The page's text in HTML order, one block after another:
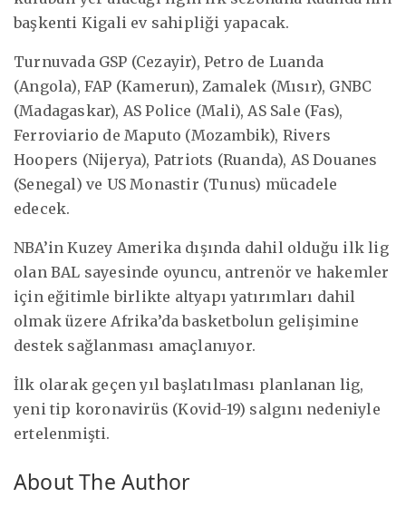
başkenti Kigali ev sahipliği yapacak.
Turnuvada GSP (Cezayir), Petro de Luanda
(Angola), FAP (Kamerun), Zamalek (Mısır), GNBC
(Madagaskar), AS Police (Mali), AS Sale (Fas),
Ferroviario de Maputo (Mozambik), Rivers
Hoopers (Nijerya), Patriots (Ruanda), AS Douanes
(Senegal) ve US Monastir (Tunus) mücadele
edecek.
NBA’in Kuzey Amerika dışında dahil olduğu ilk lig
olan BAL sayesinde oyuncu, antrenör ve hakemler
için eğitimle birlikte altyapı yatırımları dahil
olmak üzere Afrika’da basketbolun gelişimine
destek sağlanması amaçlanıyor.
İlk olarak geçen yıl başlatılması planlanan lig,
yeni tip koronavirüs (Kovid-19) salgını nedeniyle
ertelenmişti.
About The Author